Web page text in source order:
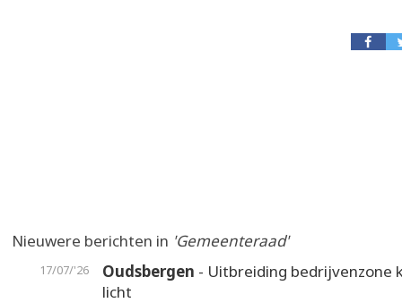
Nieuwere berichten in 'Gemeenteraad'
17/07/'26 Oudsbergen - Uitbreiding bedrijvenzone
licht